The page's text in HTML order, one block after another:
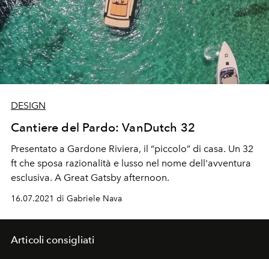
DESIGN
Cantiere del Pardo: VanDutch 32
Presentato a Gardone Riviera, il “piccolo” di casa. Un 32
ft che sposa razionalità e lusso nel nome dell'avventura
esclusiva. A Great Gatsby afternoon.
16.07.2021 di Gabriele Nava
Articoli consigliati